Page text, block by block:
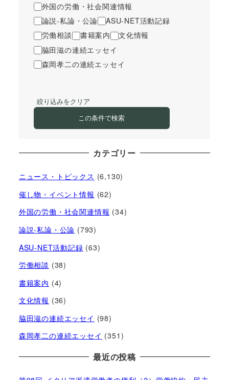
外国の労働・社会関連情報
論説-私論・公論
ASU-NET活動記録
労働相談
書籍案内
文化情報
脇田滋の連続エッセイ
森岡孝二の連続エッセイ
絞り込みをクリア
この条件で検索
カテゴリー
ニュース・トピックス (6,130)
催し物・イベント情報 (62)
外国の労働・社会関連情報 (34)
論説-私論・公論 (793)
ASU-NET活動記録 (63)
労働相談 (38)
書籍案内 (4)
文化情報 (36)
脇田滋の連続エッセイ (98)
森岡孝二の連続エッセイ (351)
最近の投稿